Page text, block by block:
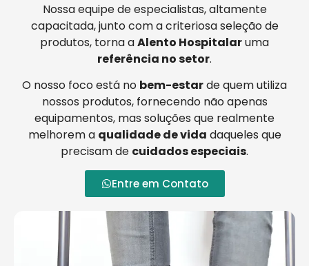
Nossa equipe de especialistas, altamente
capacitada, junto com a criteriosa seleção de
produtos, torna aAlento Hospitalaruma
referência no setor.
O nosso foco está no bem-estarde quem utiliza
nossos produtos, fornecendo não apenas
equipamentos, mas soluções que realmente
melhorem a qualidade de vida daqueles que
precisam de cuidados especiais.
Entre em Contato